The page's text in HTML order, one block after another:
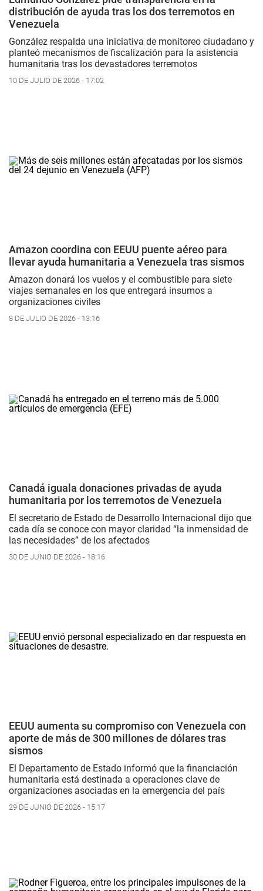
distribución de ayuda tras los dos terremotos en
Venezuela
González respalda una iniciativa de monitoreo ciudadano y
planteó mecanismos de fiscalización para la asistencia
humanitaria tras los devastadores terremotos
10 DE JULIO DE 2026 - 17:02
Amazon coordina con EEUU puente aéreo para
llevar ayuda humanitaria a Venezuela tras sismos
Amazon donará los vuelos y el combustible para siete
viajes semanales en los que entregará insumos a
organizaciones civiles
8 DE JULIO DE 2026 - 13:16
Canadá iguala donaciones privadas de ayuda
humanitaria por los terremotos de Venezuela
El secretario de Estado de Desarrollo Internacional dijo que
cada día se conoce con mayor claridad “la inmensidad de
las necesidades” de los afectados
30 DE JUNIO DE 2026 - 18:16
EEUU aumenta su compromiso con Venezuela con
aporte de más de 300 millones de dólares tras
sismos
El Departamento de Estado informó que la financiación
humanitaria está destinada a operaciones clave de
organizaciones asociadas en la emergencia del país
29 DE JUNIO DE 2026 - 15:17